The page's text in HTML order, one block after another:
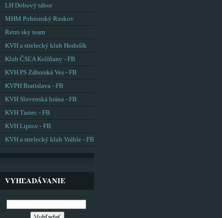
LH Dobový tábor
MHM Pohronský Ruskov
Retro sky team
KVH a strelecký klub Hodošík
Klub ČSĽA Kolíňany - FB
KVH PS Záhorská Ves - FB
KVPH Bratislava - FB
KVH Slovenská brána - FB
KVH Turiec - FB
KVH Liptov - FB
KVH a strelecký klub Vráble - FB
VYHĽADÁVANIE